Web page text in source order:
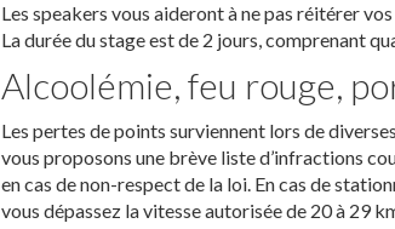
Les speakers vous aideront à ne pas réitérer
La durée du stage est de 2 jours, comprenant
Alcoolémie, feu rouge,
Les pertes de points surviennent lors de
vous proposons une brève liste d’infractions
en cas de non-respect de la loi. En cas de
vous dépassez la vitesse autorisée de 20 à 29